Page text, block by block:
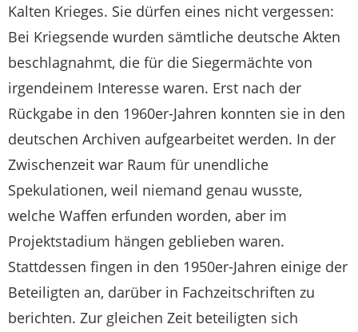
Kalten Krieges. Sie dürfen eines nicht vergessen:
Bei Kriegsende wurden sämtliche deutsche Akten
beschlagnahmt, die für die Siegermächte von
irgendeinem Interesse waren. Erst nach der
Rückgabe in den 1960er-Jahren konnten sie in den
deutschen Archiven aufgearbeitet werden. In der
Zwischenzeit war Raum für unendliche
Spekulationen, weil niemand genau wusste,
welche Waffen erfunden worden, aber im
Projektstadium hängen geblieben waren.
Stattdessen fingen in den 1950er-Jahren einige der
Beteiligten an, darüber in Fachzeitschriften zu
berichten. Zur gleichen Zeit beteiligten sich